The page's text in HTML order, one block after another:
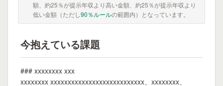
額、約25％が提示年収より高い金額、約25％が提示年収より
低い金額（ただし90％ルールの範囲内）となっています。
今抱えている課題
### xxxxxxxx xxx
xxxxxxxx xxxxxxxxxxxxxxxxxxxxxxxxxxx、xxxxxxxx、